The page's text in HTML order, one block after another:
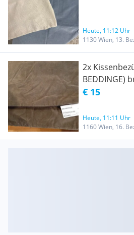
Heute, 11:12 Uhr
1130 Wien, 13.
2x
BEDDINGE)
zusammen
€ 15
Heute, 11:11 Uhr
1160 Wien, 16.